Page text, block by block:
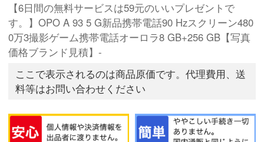
【6日間の無料サービスは59元のいいプレゼントで
す。】OPO A 93 5 G新品携帯電話90 Hzスクリーン480
0万3撮影ゲーム携帯電話オーロラ8 GB+256 GB【写真
価格ブランド見積】-
ここで表示されるのは商品原価です。代理費用、送
料等はお問い合わせください